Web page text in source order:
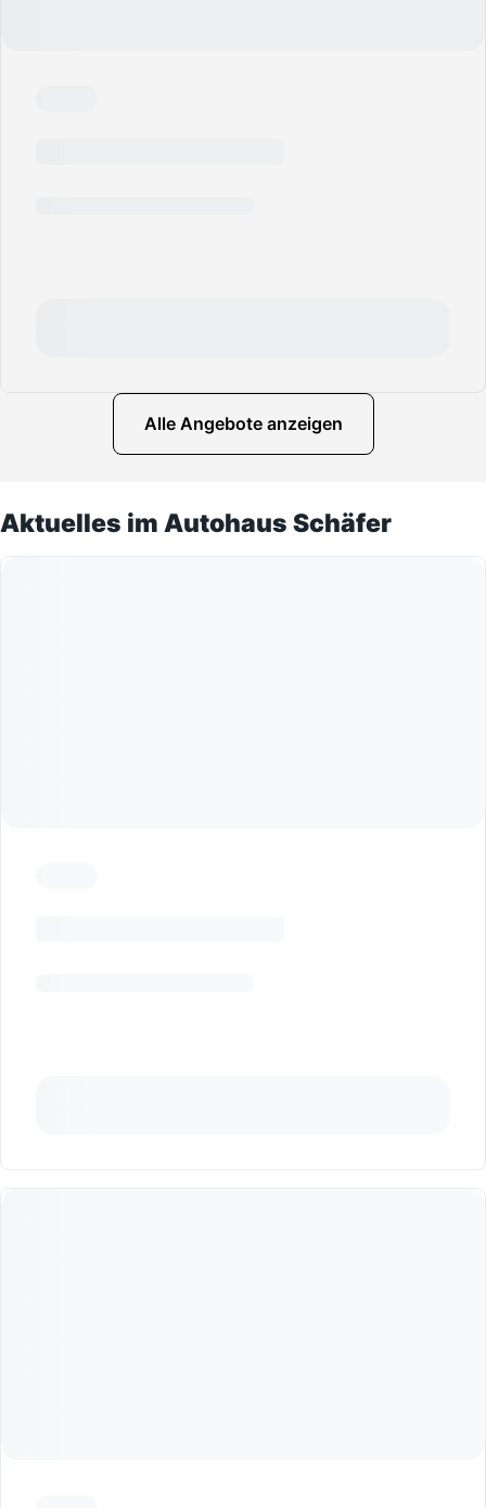
Alle Angebote anzeigen
Aktuelles im Autohaus Schäfer